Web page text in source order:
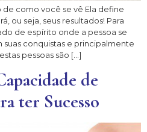
como você se vê Ela define
ou seja, seus resultados! Para
de espírito onde a pessoa se
suas conquistas e principalmente
pessoas são […]
de
ter Sucesso